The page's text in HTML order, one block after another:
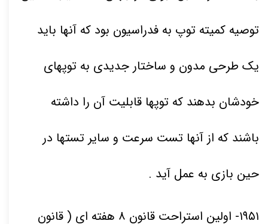
توصیه کمیته توپ به فدراسیون بود که آنها باید
یک طرحی مدون و ساختار جدیدی به توپهای
خودشان بدهند که توپها قابلیت آن را داشته
باشند که از آنها تست سرعت و سایر تستها در
حین بازی به عمل آید .
۱۹۵۱- اولین استراحت قانون ۸ هفته ای ( قانون